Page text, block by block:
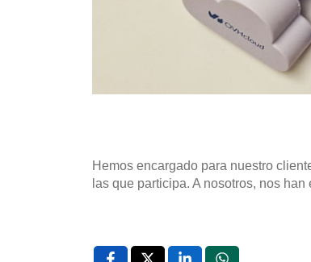
Hemos encargado para nuestro
las que participa. A nosotros, nos